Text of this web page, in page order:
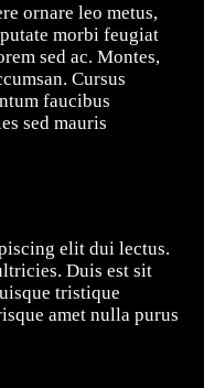
ornare leo metus,
morbi feugiat
sed ac. Montes,
Cursus
faucibus
sed mauris
elit dui lectus.
Duis est sit
tristique
amet nulla purus